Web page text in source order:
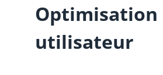
Optimisation
utilisateur